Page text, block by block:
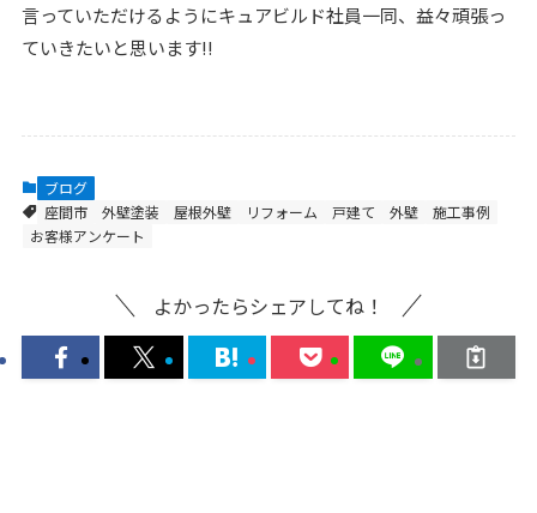
言っていただけるようにキュアビルド社員一同、益々頑張っ
ていきたいと思います!!
ブログ
座間市
外壁塗装 屋根外壁 リフォーム 戸建て 外壁
施工事例
お客様アンケート
よかったらシェアしてね！